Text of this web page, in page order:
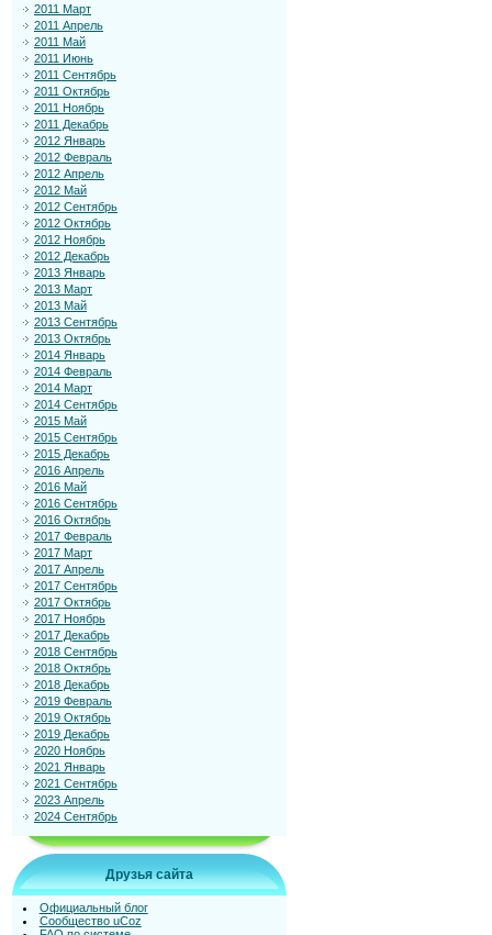
2011 Март
2011 Апрель
2011 Май
2011 Июнь
2011 Сентябрь
2011 Октябрь
2011 Ноябрь
2011 Декабрь
2012 Январь
2012 Февраль
2012 Апрель
2012 Май
2012 Сентябрь
2012 Октябрь
2012 Ноябрь
2012 Декабрь
2013 Январь
2013 Март
2013 Май
2013 Сентябрь
2013 Октябрь
2014 Январь
2014 Февраль
2014 Март
2014 Сентябрь
2015 Май
2015 Сентябрь
2015 Декабрь
2016 Апрель
2016 Май
2016 Сентябрь
2016 Октябрь
2017 Февраль
2017 Март
2017 Апрель
2017 Сентябрь
2017 Октябрь
2017 Ноябрь
2017 Декабрь
2018 Сентябрь
2018 Октябрь
2018 Декабрь
2019 Февраль
2019 Октябрь
2019 Декабрь
2020 Ноябрь
2021 Январь
2021 Сентябрь
2023 Апрель
2024 Сентябрь
Друзья сайта
Официальный блог
Сообщество uCoz